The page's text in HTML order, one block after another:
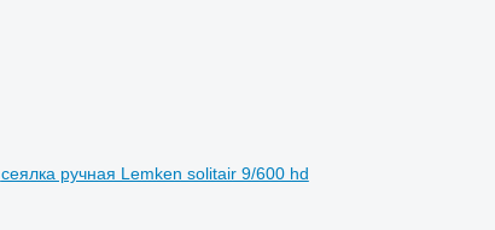
сеялка ручная Lemken solitair 9/600 hd